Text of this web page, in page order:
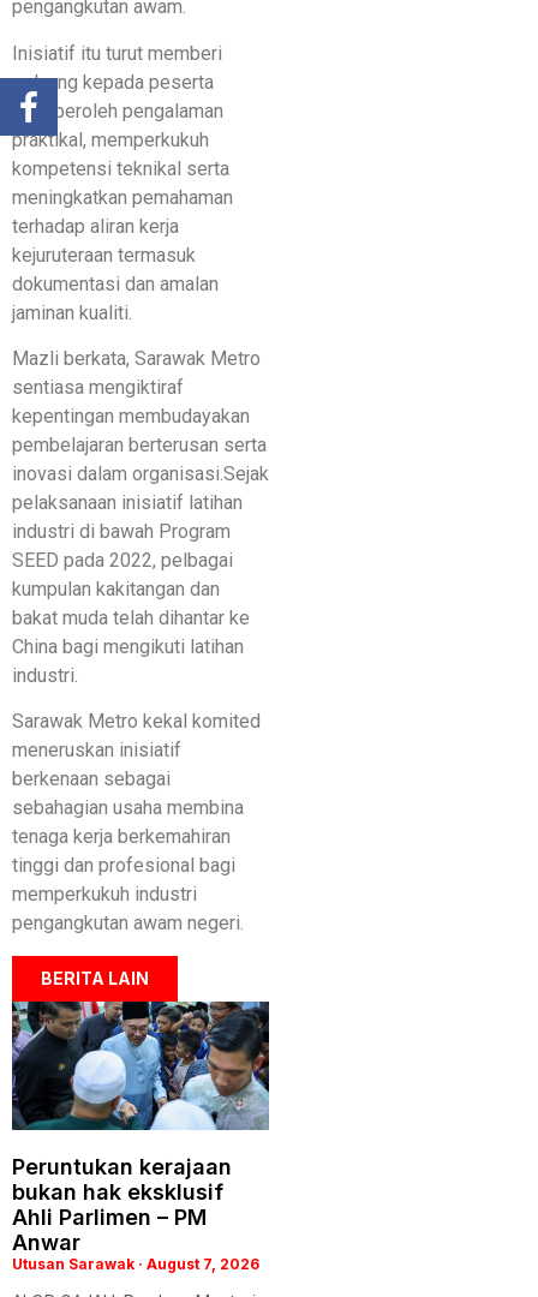
pengangkutan awam.
Inisiatif itu turut memberi
peluang kepada peserta
memperoleh pengalaman
praktikal, memperkukuh
kompetensi teknikal serta
meningkatkan pemahaman
terhadap aliran kerja
kejuruteraan termasuk
dokumentasi dan amalan
jaminan kualiti.
Mazli berkata, Sarawak Metro
sentiasa mengiktiraf
kepentingan membudayakan
pembelajaran berterusan serta
inovasi dalam organisasi.Sejak
pelaksanaan inisiatif latihan
industri di bawah Program
SEED pada 2022, pelbagai
kumpulan kakitangan dan
bakat muda telah dihantar ke
China bagi mengikuti latihan
industri.
Sarawak Metro kekal komited
meneruskan inisiatif
berkenaan sebagai
sebahagian usaha membina
tenaga kerja berkemahiran
tinggi dan profesional bagi
memperkukuh industri
pengangkutan awam negeri.
BERITA LAIN
Peruntukan kerajaan
bukan hak eksklusif
Ahli Parlimen – PM
Anwar
Utusan Sarawak August 7, 2026